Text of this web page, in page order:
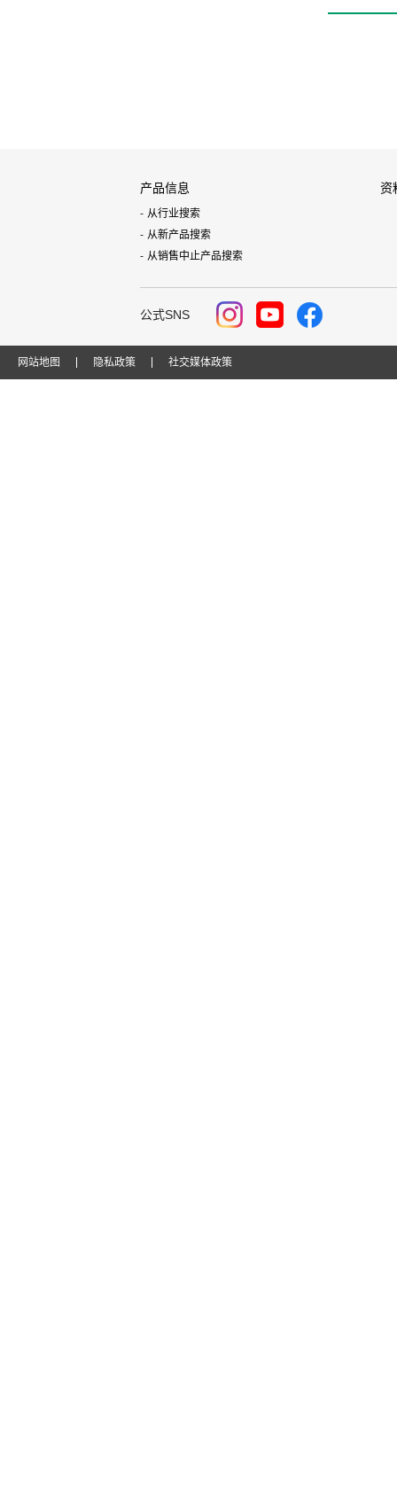
产品信息
从行业搜索
从新产品搜索
从销售中止产品搜索
资
公式SNS
网站地图 隐私政策 社交媒体政策